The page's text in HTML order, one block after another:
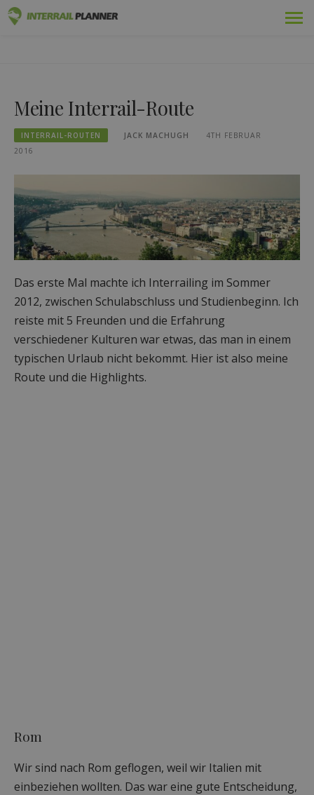
Fahrten
Blog
Abmelden
Neue Reise planen!
Meine Interrail-Route
INTERRAIL-ROUTEN JACK MACHUGH
4TH FEBRUAR
2016
Das erste Mal machte ich Interrailing im Sommer
2012, zwischen Schulabschluss und Studienbeginn. Ich
reiste mit 5 Freunden und die Erfahrung
verschiedener Kulturen war etwas, das man in einem
typischen Urlaub nicht bekommt. Hier ist also meine
Route und die Highlights.
Rom
Wir sind nach Rom geflogen, weil wir Italien mit
einbeziehen wollten. Das war eine gute Entscheidung,